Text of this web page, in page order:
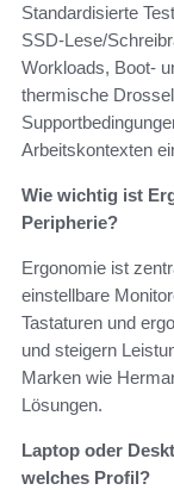
Standardisierte
SSD‑Lese/
Workloads, Boot‑
thermische
Arbeitskontexten
Wie wichtig ist
Peripherie?
Ergonomie ist
einstellbare
Tastaturen und
und steigern
Marken wie
Lösungen.
Laptop oder
welches Profil?